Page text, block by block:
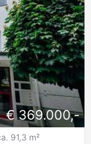
€ 369.000,-
91,3 m²